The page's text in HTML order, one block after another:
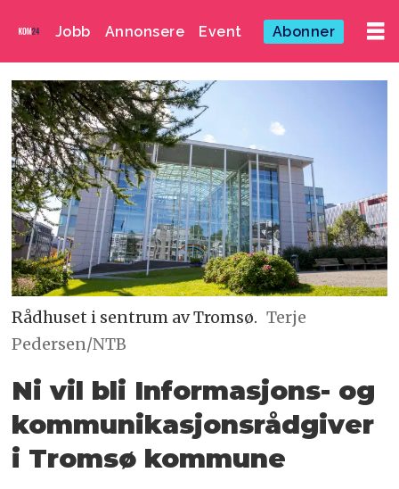
Jobb Annonsere Event Abonner
Rådhuset i sentrum av Tromsø. Terje
Pedersen/NTB
Ni vil bli Informasjons- og
kommunikasjonsrådgiver
i Tromsø kommune